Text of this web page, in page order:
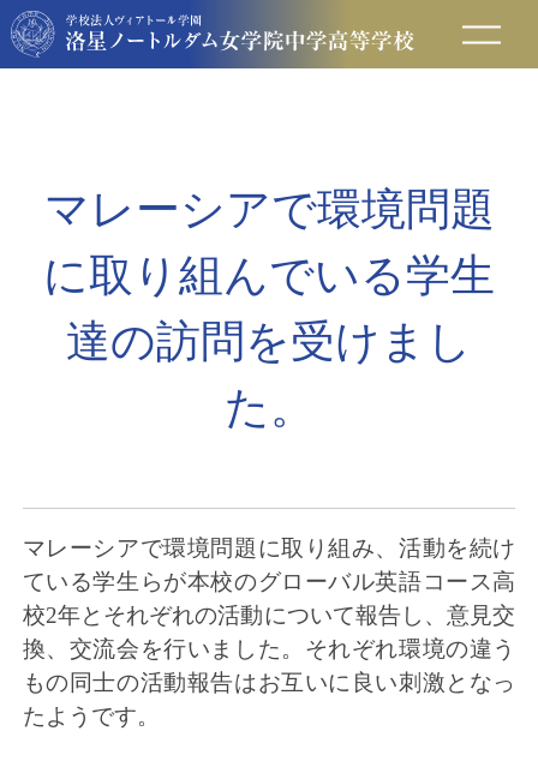
保護者の方へ
卒業生の方へ
入試情報
資料請求
マレーシアで環境問題
に取り組んでいる学生
達の訪問を受けまし
た。
マレーシアで環境問題に取り組み、活動を続け
ている学生らが本校のグローバル英語コース高
校2年とそれぞれの活動について報告し、意見交
換、交流会を行いました。それぞれ環境の違う
もの同士の活動報告はお互いに良い刺激となっ
たようです。